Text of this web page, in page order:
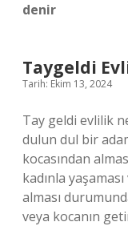
denir
Taygeldi
Tarih: Ekim 13, 2024
Tay geldi evlilik
dulun dul bir
kocasından
kadınla
alması
veya kocanın